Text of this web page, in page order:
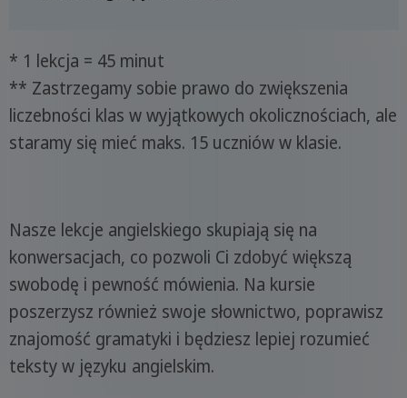
* 1 lekcja = 45 minut
** Zastrzegamy sobie prawo do zwiększenia
liczebności klas w wyjątkowych okolicznościach, ale
staramy się mieć maks. 15 uczniów w klasie.
Nasze lekcje angielskiego skupiają się na
konwersacjach, co pozwoli Ci zdobyć większą
swobodę i pewność mówienia. Na kursie
poszerzysz również swoje słownictwo, poprawisz
znajomość gramatyki i będziesz lepiej rozumieć
teksty w języku angielskim.